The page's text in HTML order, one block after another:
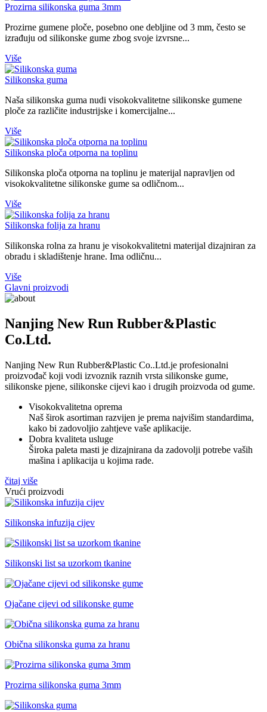
Prozirna silikonska guma 3mm
Prozirne gumene ploče, posebno one debljine od 3 mm, često se
izrađuju od silikonske gume zbog svoje izvrsne...
Više
Silikonska guma
Naša silikonska guma nudi visokokvalitetne silikonske gumene
ploče za različite industrijske i komercijalne...
Više
Silikonska ploča otporna na toplinu
Silikonska ploča otporna na toplinu je materijal napravljen od
visokokvalitetne silikonske gume sa odličnom...
Više
Silikonska folija za hranu
Silikonska rolna za hranu je visokokvalitetni materijal dizajniran za
obradu i skladištenje hrane. Ima odličnu...
Više
Glavni proizvodi
Nanjing New Run Rubber&Plastic
Co.Ltd.
Nanjing New Run Rubber&Plastic Co..Ltd.je profesionalni
proizvođač koji vodi izvoznik raznih vrsta silikonske gume,
silikonske pjene, silikonske cijevi kao i drugih proizvoda od gume.
Visokokvalitetna oprema
Naš širok asortiman razvijen je prema najvišim standardima,
kako bi zadovoljio zahtjeve vaše aplikacije.
Dobra kvaliteta usluge
Široka paleta masti je dizajnirana da zadovolji potrebe vaših
mašina i aplikacija u kojima rade.
čitaj više
Vrući proizvodi
Silikonska infuzija cijev
Silikonski list sa uzorkom tkanine
Ojačane cijevi od silikonske gume
Obična silikonska guma za hranu
Prozirna silikonska guma 3mm